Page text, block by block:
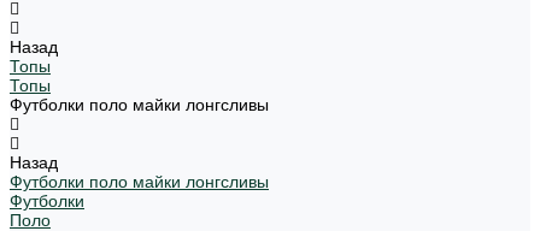
Назад
Топы
Топы
Футболки поло майки лонгсливы
Назад
Футболки поло майки лонгсливы
Футболки
Поло